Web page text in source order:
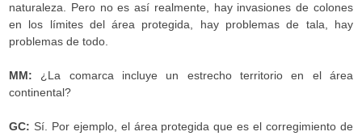
naturaleza. Pero no es así realmente, hay invasiones de colones
en los límites del área protegida, hay problemas de tala, hay
problemas de todo.
MM: ¿La comarca incluye un estrecho territorio en el área
continental?
GC: Sí. Por ejemplo, el área protegida que es el corregimiento de